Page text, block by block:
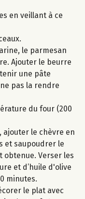
en veillant à ce
le parmesan
Ajouter le beurre
une pâte
pas la rendre
du four (200
ajouter le chèvre en
et saupoudrer le
obtenue. Verser les
et d’huile d'olive
minutes.
le plat avec